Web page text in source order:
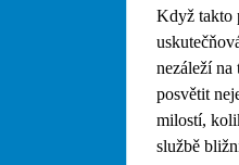
Když takto
nezáleží
posvětit
milostí,
službě